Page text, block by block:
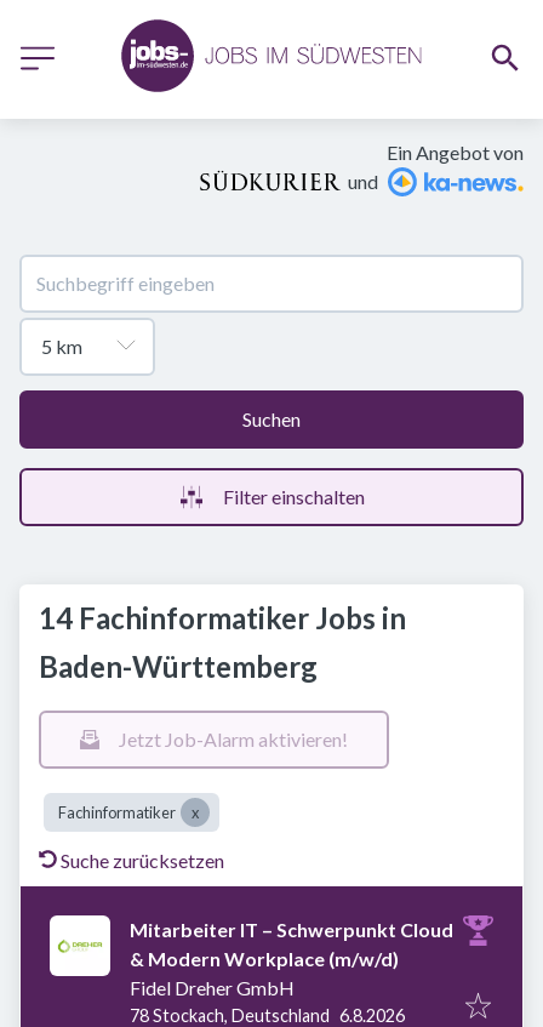
Ein Angebot von
und
Suchen
Filter einschalten
14 Fachinformatiker Jobs in
Baden-Württemberg
Jetzt Job-Alarm aktivieren!
Fachinformatiker
Suche zurücksetzen
Mitarbeiter IT – Schwerpunkt Cloud
& Modern Workplace (m/w/d)
Fidel Dreher GmbH
78 Stockach, Deutschland Veröffentlicht
6.8.2026